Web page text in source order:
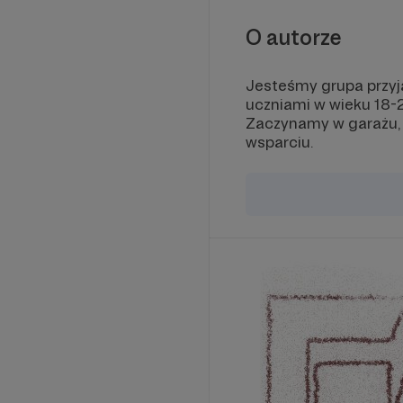
-Access
account
brand,
O autorze
Jesteśmy grupa
uczniami w wieku 18-
Zaczynamy w
wsparciu.